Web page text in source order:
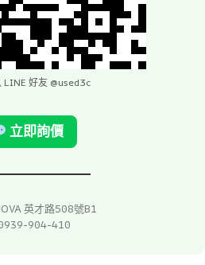
LINE 好友 @used3c
立即詢價
英才路508號B1
904-410